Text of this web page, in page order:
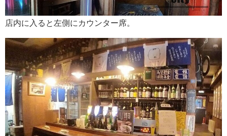
店内に入ると左側にカウンター席。